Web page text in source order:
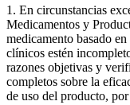
1. En circunstancias
Medicamentos y
medicamento basado
clínicos estén
razones objetivas y
completos sobre la
de uso del producto,